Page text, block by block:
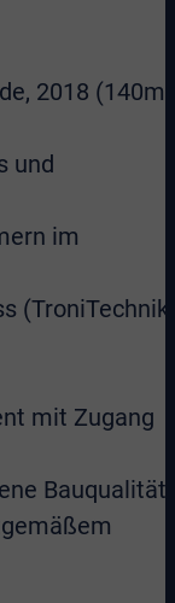
2018
und
im
mit Zugang
Bauqualität